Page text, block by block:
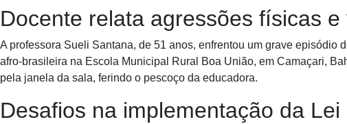
Docente relata agressões físicas e
A professora Sueli Santana, de 51 anos, enfrentou um grave episódio
afro-brasileira na Escola Municipal Rural Boa União, em Camaçari,
pela janela da sala, ferindo o pescoço da educadora.
Desafios na implementação da